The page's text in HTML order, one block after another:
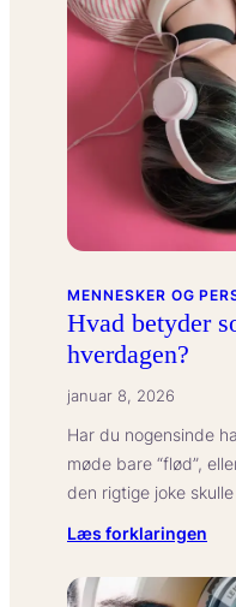
for
nye
MENNESKER OG
Hvad betyder
hverdagen?
januar 8, 2026
Har du nogensinde
møde bare “flød”,
den rigtige joke
Læs forklaringen